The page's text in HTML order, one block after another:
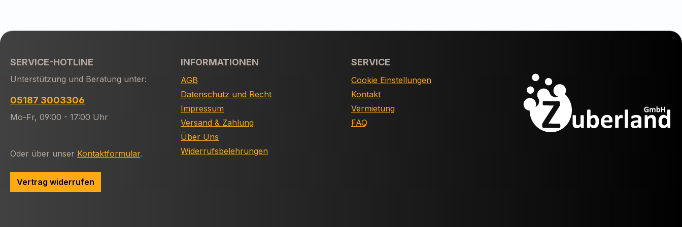
SERVICE-HOTLINE
Unterstützung und Beratung unter:
05187 3003306
Mo-Fr, 09:00 - 17:00 Uhr
Oder über unser Kontaktformular.
Vertrag widerrufen
INFORMATIONEN
AGB
Datenschutz und Recht
Impressum
Versand & Zahlung
Über Uns
Widerrufsbelehrungen
SERVICE
Cookie Einstellungen
Kontakt
Vermietung
FAQ